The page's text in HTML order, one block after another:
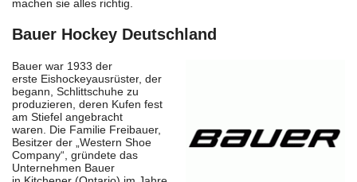
machen sie alles richtig.
Bauer Hockey Deutschland
Bauer war 1933 der
erste Eishockeyausrüster , der
begann, Schlittschuhe zu
produzieren, deren Kufen fest
am Stiefel angebracht
waren.
Die Familie Freibauer,
Besitzer der „Western Shoe
Company“, gründete das
Unternehmen Bauer